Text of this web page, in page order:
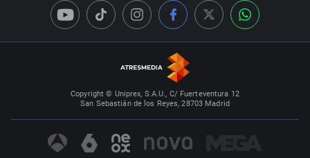
Copyright © Uniprex, S.A.U., C/ Fuerteventura 12
San Sebastián de los Reyes, 28703 Madrid